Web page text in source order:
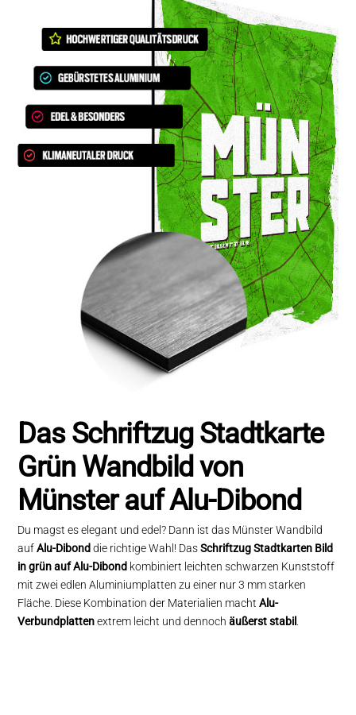
Das Schriftzug Stadtkarte
Grün Wandbild von
Münster auf Alu-Dibond
Du magst es elegant und edel? Dann ist das Münster Wandbild
aufAlu-Dibonddie richtige Wahl! DasSchriftzug Stadtkarten Bild
in grün auf Alu-Dibond kombiniert leichten schwarzen Kunststoff
mit zwei edlen Aluminiumplatten zu einer nur 3 mm starken
Fläche. Diese Kombination der Materialien machtAlu-
Verbundplattenextrem leicht und dennochäußerst stabil